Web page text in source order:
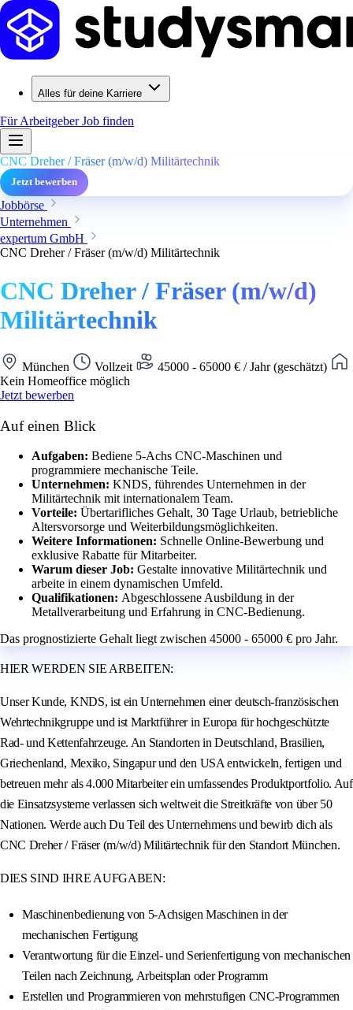
Alles für deine Karriere
Für ArbeitgeberJob finden
CNC Dreher / Fräser (m/w/d) Militärtechnik
Jetzt bewerben
Jobbörse
Unternehmen
expertum GmbH
CNC Dreher / Fräser (m/w/d) Militärtechnik
CNC Dreher / Fräser (m/w/d)
Militärtechnik
München Vollzeit
45000 - 65000 € / Jahr (geschätzt)
Kein Homeoffice möglich
Jetzt bewerben
Auf einen Blick
Aufgaben: Bediene 5-Achs CNC-Maschinen und
programmiere mechanische Teile.
Unternehmen: KNDS, führendes Unternehmen in der
Militärtechnik mit internationalem Team.
Vorteile: Übertarifliches Gehalt, 30 Tage Urlaub, betriebliche
Altersvorsorge und Weiterbildungsmöglichkeiten.
Weitere Informationen: Schnelle Online-Bewerbung und
exklusive Rabatte für Mitarbeiter.
Warum dieser Job: Gestalte innovative Militärtechnik und
arbeite in einem dynamischen Umfeld.
Qualifikationen: Abgeschlossene Ausbildung in der
Metallverarbeitung und Erfahrung in CNC-Bedienung.
Das prognostizierte Gehalt liegt zwischen 45000 - 65000 € pro Jahr.
HIER WERDEN SIE ARBEITEN:
Unser Kunde, KNDS, ist ein Unternehmen einer deutsch-französischen
Wehrtechnikgruppe und ist Marktführer in Europa für hochgeschützte
Rad- und Kettenfahrzeuge. An Standorten in Deutschland, Brasilien,
Griechenland, Mexiko, Singapur und den USA entwickeln, fertigen und
betreuen mehr als 4.000 Mitarbeiter ein umfassendes Produktportfolio. Auf
die Einsatzsysteme verlassen sich weltweit die Streitkräfte von über 50
Nationen. Werde auch Du Teil des Unternehmens und bewirb dich als
CNC Dreher / Fräser (m/w/d) Militärtechnik für den Standort München.
DIES SIND IHRE AUFGABEN:
Maschinenbedienung von 5-Achsigen Maschinen in der
mechanischen Fertigung
Verantwortung für die Einzel- und Serienfertigung von mechanischen
Teilen nach Zeichnung, Arbeitsplan oder Programm
Erstellen und Programmieren von mehrstufigen CNC-Programmen